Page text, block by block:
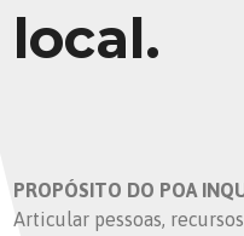
local.
PROPÓSITO DO POA
Articular pessoas,